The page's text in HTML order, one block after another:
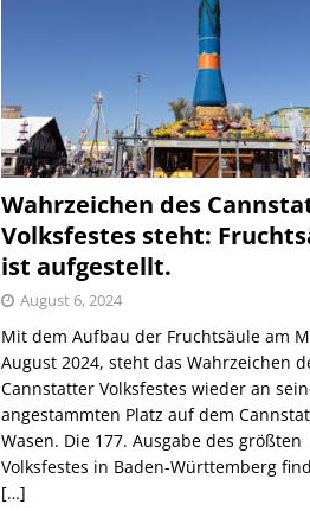
Wahrzeichen des
Volksfestes steht:
ist aufgestellt.
August 6, 2024
Mit dem Aufbau der Fruchtsäule am
August 2024, steht das Wahrzeichen
Cannstatter Volksfestes wieder an
angestammten Platz auf dem
Wasen. Die 177. Ausgabe des größten
Volksfestes in Baden-Württemberg
[…]